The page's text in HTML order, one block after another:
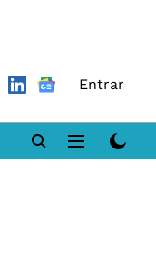
Entrar
DN LAB